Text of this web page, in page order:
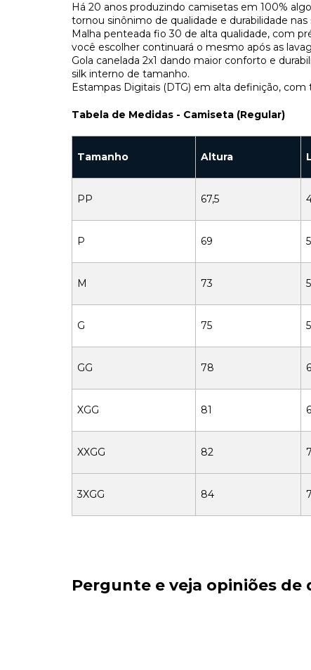
Há 20 anos produzindo camisetas em 100%
tornou sinônimo de qualidade e durabilidade nas
Malha penteada fio 30 de alta qualidade, com
você escolher continuará o mesmo após as
Gola canelada 2x1 dando maior conforto e
silk interno de tamanho.
Estampas Digitais (DTG) em alta definição,
Tabela de Medidas - Camiseta (Regular)
Tamanho Altura
PP 67,5
P 69
M 73
G 75
GG 78
XGG 81
XXGG 82
3XGG 84
Pergunte e veja opiniões de